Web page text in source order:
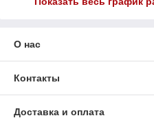
О нас
Контакты
Доставка и оплата